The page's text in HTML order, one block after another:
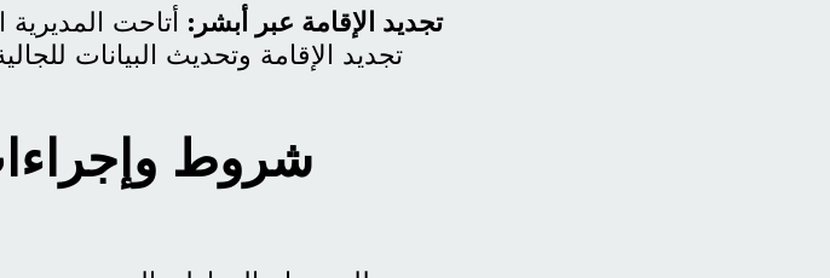
تجديد الإقامة عبر أبشر: أتاحت
تجديد الإقامة وتحديث البيانات
شروط